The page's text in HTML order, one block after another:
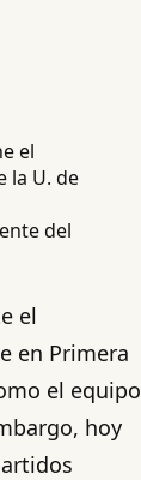
del
el
en Primera
el equipo
hoy